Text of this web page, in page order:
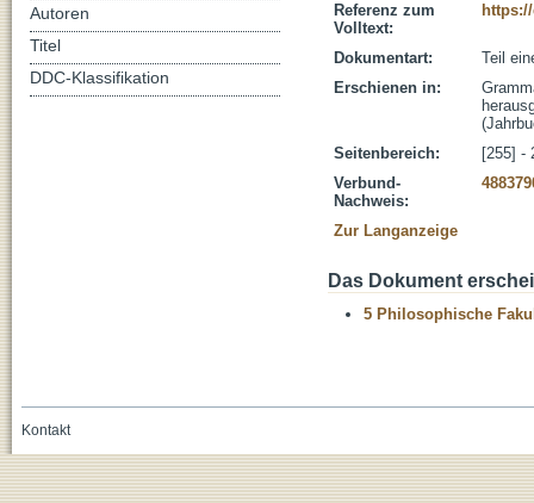
Referenz zum
Volltext:
Dokumentart:
Teil
Erschienen in:
Seitenbereich:
[255] -
Verbund-
Nachweis:
Zur Langanzeige
Das Dokument
5 Philosophische
Autoren
Titel
DDC-Klassifikation
Kontakt